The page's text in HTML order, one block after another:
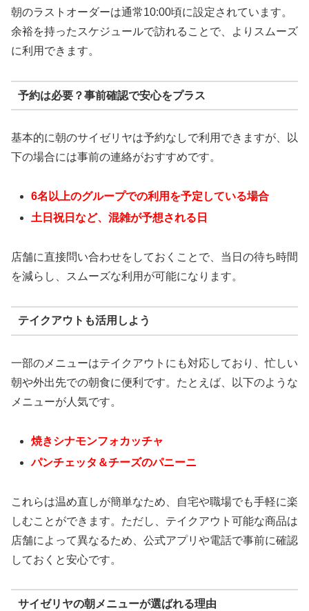
朝のラストオーダーは通常10:00頃に設定されています。
余裕を持ったスケジュールで訪れることで、よりスムーズ
に利用できます。
予約は必要？事前確認で安心をプラス
基本的に朝のサイゼリヤは予約なしで利用できますが、以
下の場合には事前の連絡がおすすめです。
6名以上のグループでの利用を予定している場合
土日祝日など、混雑が予想される日
店舗に直接問い合わせをしておくことで、当日の待ち時間
を減らし、スムーズな利用が可能になります。
テイクアウトも活用しよう
一部のメニューはテイクアウトにも対応しており、忙しい
朝や外出先での朝食に便利です。たとえば、以下のような
メニューが人気です。
焼きシナモンフォカッチャ
パンチェッタ＆チーズのパニーニ
これらは温め直しが簡単なため、自宅や職場でも手軽に楽
しむことができます。ただし、テイクアウト可能な商品は
店舗によって異なるため、公式アプリや電話で事前に確認
しておくと安心です。
サイゼリヤの朝メニューが選ばれる理由